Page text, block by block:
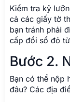
Kiểm tra kỹ
cả các giấy tờ
bạn tránh phải
cấp đổi sổ đỏ
Bước 2.
Bạn có thể nộp
đâu? Các địa